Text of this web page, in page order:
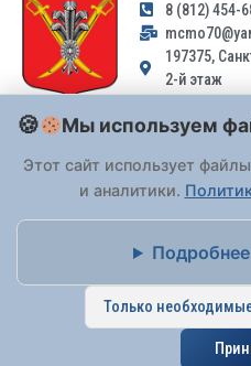
8 (812) 454-
197375,
2-й этаж
Заявления и обращения граждан
адрес email, не могут быть
Федерального закона от
принимаются только: по почте,
На Сайте действуетПолитика
Мы используем
Этот сайт использует
и аналитики.
Только